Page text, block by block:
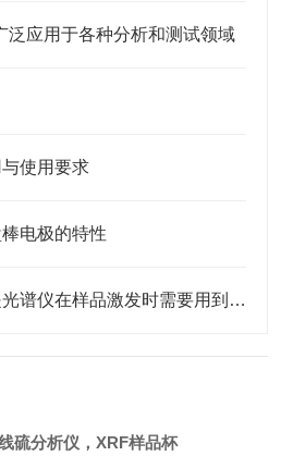
泛应用于各种分析和测试领域
使用要求
电极的特性
油料光谱仪盘棒电极是光谱仪在样品激发时需要用到的耗材
硫分析仪，XRF样品杯